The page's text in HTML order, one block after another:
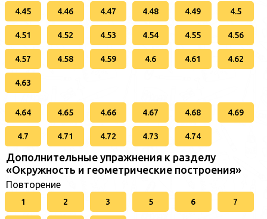
4.45 4.46 4.47 4.48 4.49 4.5
4.51 4.52 4.53 4.54 4.55 4.56
4.57 4.58 4.59 4.6 4.61 4.62
4.63
4.64 4.65 4.66 4.67 4.68 4.69
4.7 4.71 4.72 4.73 4.74
Дополнительные упражнения к разделу
«Окружность и геометрические построения»
Повторение
1 2 3 5 6 7